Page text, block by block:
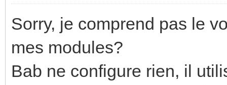
Sorry, je comprend pas le
mes modules?
Bab ne configure rien, il